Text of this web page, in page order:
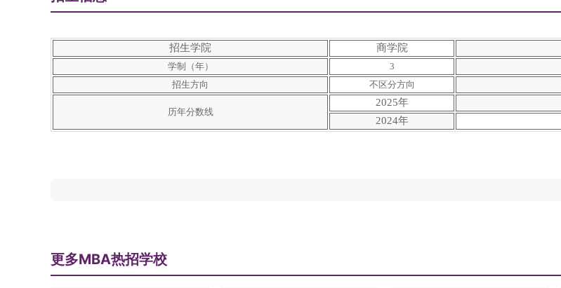
招生学院 商学院
学制（年） 3
招生方向
不区分方向
历年分数线
2025年
2024年
更多MBA热招学校